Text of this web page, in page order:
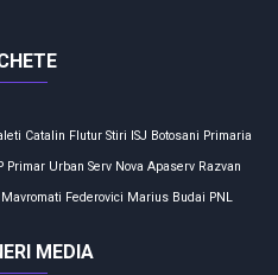
Catalin Flutur Stiri ISJ Botosani Primaria
Primar Urban Serv Nova Apaserv Razvan
Federovici Marius Budai PNL
MEDIA